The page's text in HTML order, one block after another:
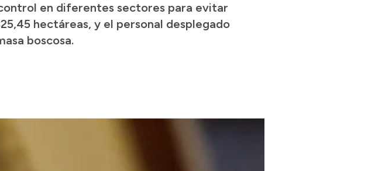
en diferentes sectores para evitar
hectáreas, y el personal desplegado
boscosa.